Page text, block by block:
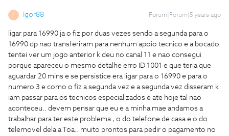
Igor88 Forum|Forum|5 years ago
ligar para 16990 ja o fiz por duas vezes sendo a segunda para o
16990 dp nao transferiram para nenhum apoio tecnico e a bocado
tentei ver um jogo anterior k deu no canal 11 e nao consegui
porque apareceu o mesmo detalhe erro ID 1001 e que teria que
aguardar 20 mins e se persistice era ligar para o 16990 e para o
numero 3 e como o fiz a segunda vez e a segunda vez disseram k
iam passar para os tecnicos especializados e ate hoje tal nao
aconteceu.. devem pensar que eu e a minha mae andamos a
trabalhar para ter este problema , o do telefone de casa e o do
telemovel dela a Toa.. muito prontos para pedir o pagamento no